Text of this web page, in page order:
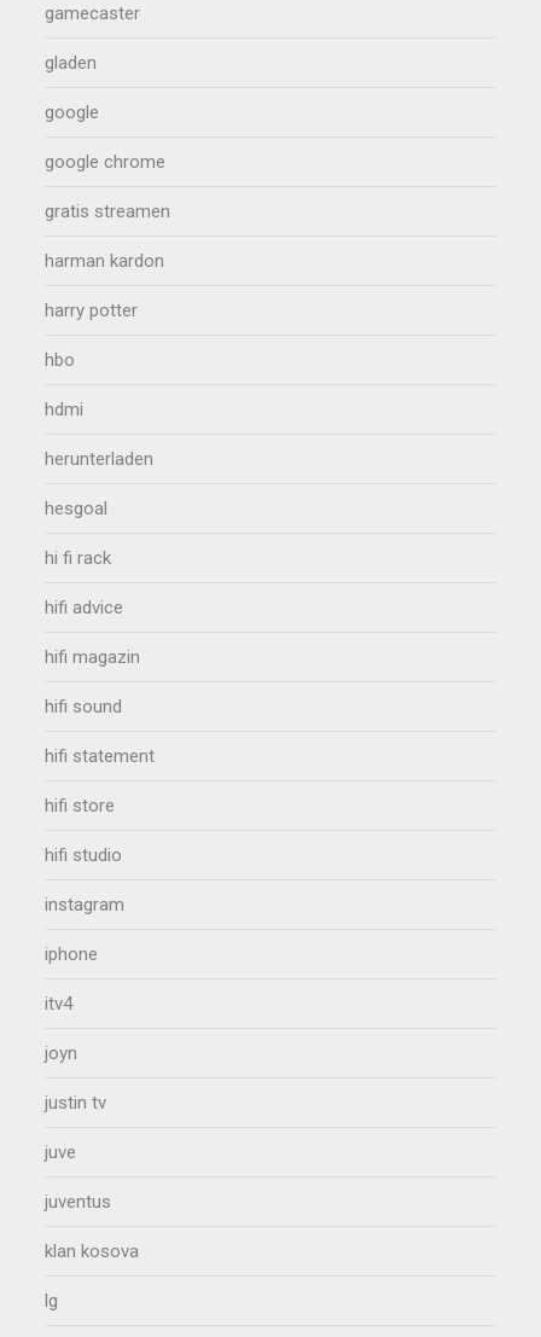
gamecaster
gladen
google
google chrome
gratis streamen
harman kardon
harry potter
hbo
hdmi
herunterladen
hesgoal
hi fi rack
hifi advice
hifi magazin
hifi sound
hifi statement
hifi store
hifi studio
instagram
iphone
itv4
joyn
justin tv
juve
juventus
klan kosova
lg